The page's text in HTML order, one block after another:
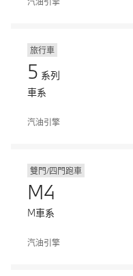
旅行車
5 系列
車系
汽油引擎
雙門/四門跑車
M4
M車系
汽油引擎